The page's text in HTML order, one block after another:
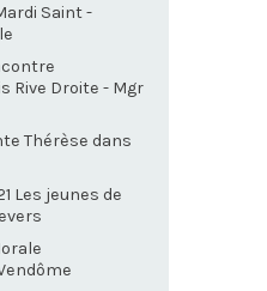
Saint -
Rive Droite - Mgr
Thérèse dans
Les jeunes de